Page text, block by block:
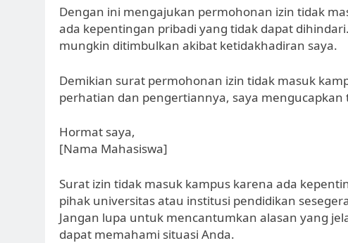
Dengan ini mengajukan permohonan izin tidak
ada kepentingan pribadi yang tidak dapat
mungkin ditimbulkan akibat ketidakhadiran saya.
Demikian surat permohonan izin tidak masuk
perhatian dan pengertiannya, saya mengucapkan
Hormat saya,
[Nama Mahasiswa]
Surat izin tidak masuk kampus karena ada
pihak universitas atau institusi pendidikan
Jangan lupa untuk mencantumkan alasan yang
dapat memahami situasi Anda.